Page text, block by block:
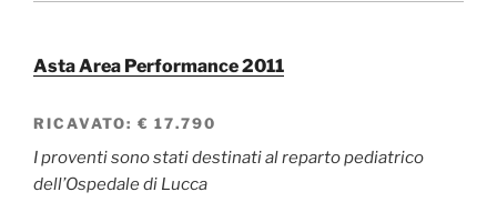
Asta Area Performance 2011
RICAVATO: €17.790
I proventi sono stati destinati al reparto pediatrico
dell’Ospedale di Lucca